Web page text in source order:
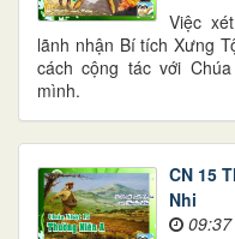
Việc
lãnh nhận Bí tích Xưng
cách cộng tác với
mình.
CN 15
Nhi